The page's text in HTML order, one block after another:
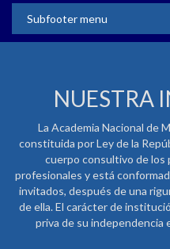
NUESTRA
La Academia Nacional de
constituida por Ley de la
cuerpo consultivo de los
profesionales y está
invitados, después de una
de ella. El carácter de
priva de su independencia